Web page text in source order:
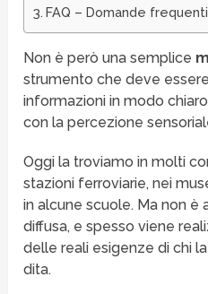
FAQ – Domande
Non è però una semplice
strumento che deve
informazioni in modo
con la percezione
Oggi la troviamo in molti
stazioni ferroviarie, nei
in alcune scuole. Ma non è
diffusa, e spesso viene
delle reali esigenze di chi
dita.